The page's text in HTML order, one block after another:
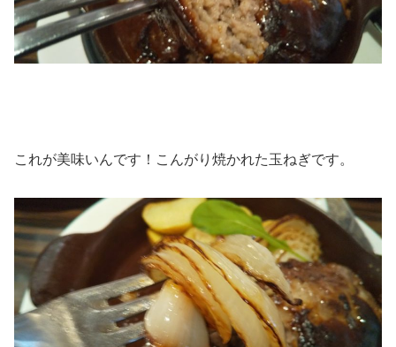
これが美味いんです！こんがり焼かれた玉ねぎです。